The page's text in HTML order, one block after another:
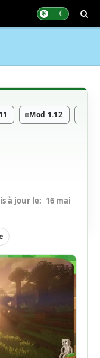
Mod 1.12
à jour le: 16 mai